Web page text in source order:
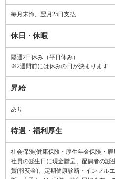
毎月末締、翌月25日支払
休日・休暇
隔週2日休み（平日休み）
※2週間前には休みの日が決まります
昇給
あり
待遇・福利厚生
社会保険(健康保険・厚生年金保険・雇
社員の誕生日に現金贈呈、配偶者の誕
賞(報奨金)、定期健康診断・インフル